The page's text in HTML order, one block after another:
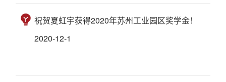
祝贺夏虹宇获得2020年苏州工业园区奖学金！
2020-12-1